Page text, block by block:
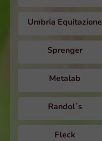
Umbria Equitazione
Sprenger
Metalab
Randol´s
Fleck